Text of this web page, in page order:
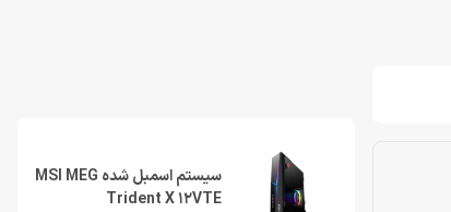
سیستم اسمبل شده MSI MEG
Trident X 12VTE